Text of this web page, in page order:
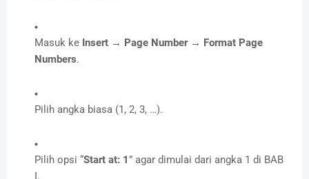
Masuk ke Insert → Page Number → Format Page
Numbers.
Pilih angka biasa (1, 2, 3, …).
Pilih opsi “Start at: 1” agar dimulai dari angka 1 di BAB
I.